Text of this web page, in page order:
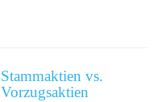
Stammaktien vs.
Vorzugsaktien